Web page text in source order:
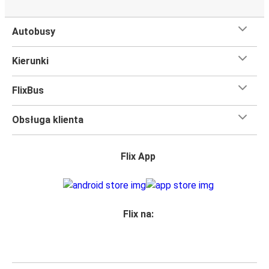
trasie Wiedeń - Radom
Podróż na trasie Wiedeń - Radom na pokładzie FlixBusa
oznacza wygodną podróż w wielkim stylu, z
jedną sztuka bagażu
podręcznego i jedną sztukę bagażu głównego
martwić, że nie wystarczy Ci miejsca w bagażu.
miejsce siedzącew naszych autobusachale jeśli chcesz
zakupu biletu. Do wyboru maszmiejsce klasyczne,
Autobusy
Kierunki
FlixBus
Obsługa klienta
Flix App
Flix na: